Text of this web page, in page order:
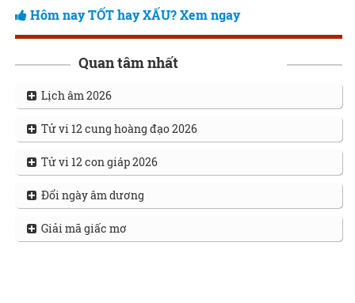
Hôm nay TỐT hay XẤU? Xem ngay
Quan tâm nhất
Lịch âm 2026
Tử vi 12 cung hoàng đạo 2026
Tử vi 12 con giáp 2026
Đổi ngày âm dương
Giải mã giấc mơ